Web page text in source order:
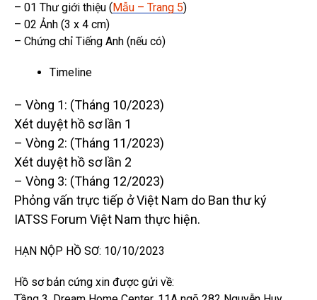
– 01 Thư giới thiệu (Mẫu – Trang 5)
– 02 Ảnh (3 x 4 cm)
– Chứng chỉ Tiếng Anh (nếu có)
Timeline
– Vòng 1: (Tháng 10/2023)
Xét duyệt hồ sơ lần 1
– Vòng 2: (Tháng 11/2023)
Xét duyệt hồ sơ lần 2
– Vòng 3: (Tháng 12/2023)
Phỏng vấn trực tiếp ở Việt Nam do Ban thư ký
IATSS Forum Việt Nam thực hiện.
HẠN NỘP HỒ SƠ: 10/10/2023
Hồ sơ bản cứng xin được gửi về: